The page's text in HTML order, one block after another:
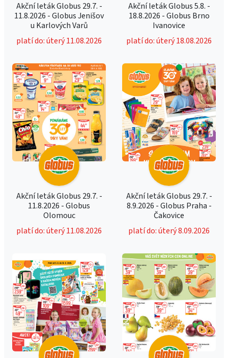
Akční leták Globus 29.7. -
11.8.2026 - Globus Jenišov
u Karlových Varů
platí do: úterý 11.08.2026
Akční leták Globus 5.8. -
18.8.2026 - Globus Brno
Ivanovice
platí do: úterý 18.08.2026
Akční leták Globus 29.7. -
11.8.2026 - Globus
Olomouc
platí do: úterý 11.08.2026
Akční leták Globus 29.7. -
8.9.2026 - Globus Praha -
Čakovice
platí do: úterý 8.09.2026